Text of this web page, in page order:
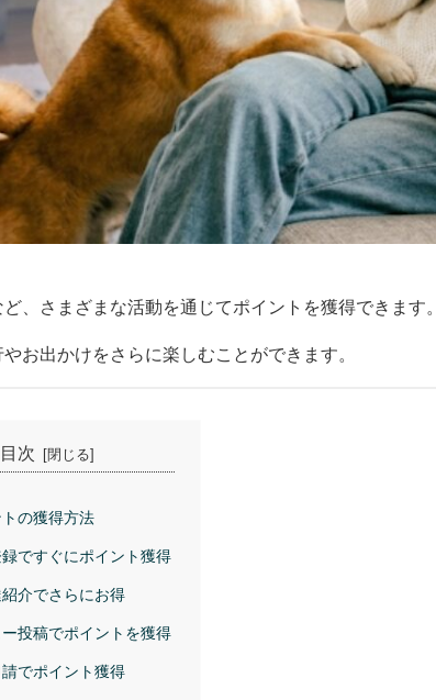
、さまざまな活動を通じてポイントを獲得できます。
お出かけをさらに楽しむことができます。
目次
の獲得方法
ですぐにポイント獲得
介でさらにお得
ー投稿でポイントを獲得
でポイント獲得